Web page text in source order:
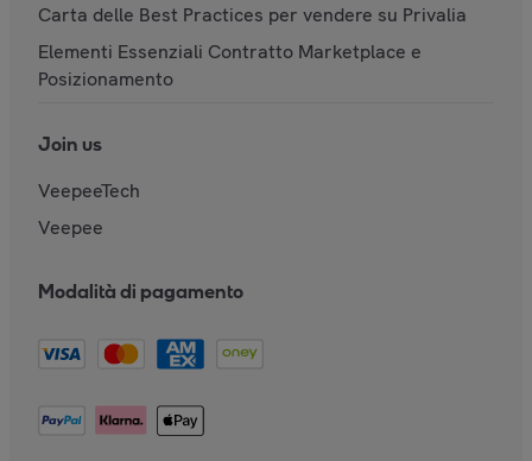
Carta delle Best Practices per vendere su Privalia
Elementi Essenziali Contratto Marketplace e
Posizionamento
Join us
VeepeeTech
Veepee
Modalità di pagamento